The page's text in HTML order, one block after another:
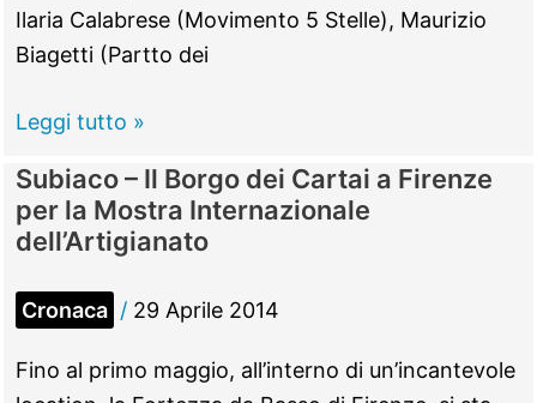
Ilaria Calabrese (Movimento 5 Stelle), Maurizio
Biagetti (Partto dei
Tutti
candidati
al
Consiglio
comunale
di
Monterotondo
Leggi tutto »
Subiaco – Il Borgo dei Cartai a Firenze
per la Mostra Internazionale
dell’Artigianato
Cronaca / 29 Aprile 2014
Fino al primo maggio, all’interno di un’incantevole